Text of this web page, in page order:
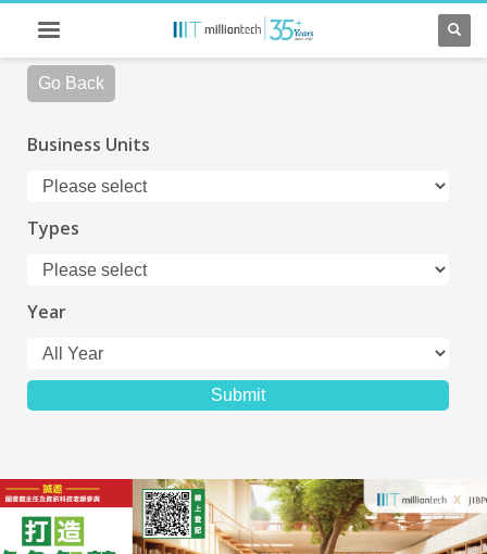
Go Back
Business Units
Types
Year